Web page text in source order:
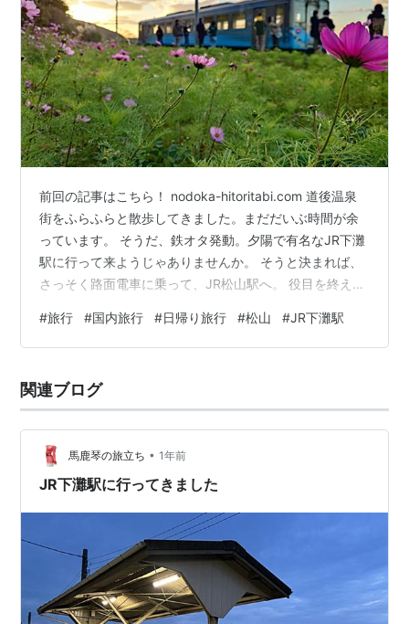
前回の記事はこちら！ nodoka-hitoritabi.com 道後温泉
街をふらふらと散歩してきました。まだだいぶ時間が余
っています。 そうだ、鉄オタ発動。夕陽で有名なJR下灘
駅に行って来ようじゃありませんか。 そうと決まれば、
さっそく路面電車に乗って、JR松山駅へ。 役目を終え
いるようです。これを解体次第、新しい高架駅の駅前広
場を整備する流れでしょうかね。 松山駅から下灘駅まで
に券売機できっぷを買っても良いのですが、せっかくで
すから「下灘駅記念乗車券」なるものをみどりの窓口で
#旅行 #国内旅行 #日帰り旅行 #松山 #JR下灘駅
関連ブログ
馬鹿琴の旅立ち • 1年前
JR下灘駅に行ってきました